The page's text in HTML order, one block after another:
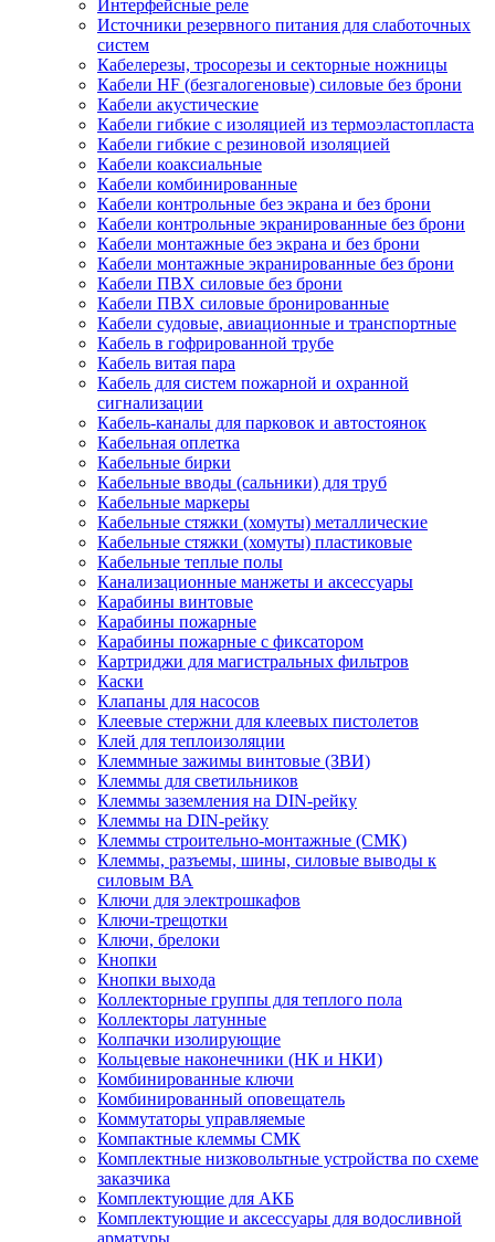
Интерфейсные реле
Источники резервного питания для слаботочных
систем
Кабелерезы, тросорезы и секторные ножницы
Кабели HF (безгалогеновые) силовые без брони
Кабели акустические
Кабели гибкие с изоляцией из термоэластопласта
Кабели гибкие с резиновой изоляцией
Кабели коаксиальные
Кабели комбинированные
Кабели контрольные без экрана и без брони
Кабели контрольные экранированные без брони
Кабели монтажные без экрана и без брони
Кабели монтажные экранированные без брони
Кабели ПВХ силовые без брони
Кабели ПВХ силовые бронированные
Кабели судовые, авиационные и транспортные
Кабель в гофрированной трубе
Кабель витая пара
Кабель для систем пожарной и охранной
сигнализации
Кабель-каналы для парковок и автостоянок
Кабельная оплетка
Кабельные бирки
Кабельные вводы (сальники) для труб
Кабельные маркеры
Кабельные стяжки (хомуты) металлические
Кабельные стяжки (хомуты) пластиковые
Кабельные теплые полы
Канализационные манжеты и аксессуары
Карабины винтовые
Карабины пожарные
Карабины пожарные с фиксатором
Картриджи для магистральных фильтров
Каски
Клапаны для насосов
Клеевые стержни для клеевых пистолетов
Клей для теплоизоляции
Клеммные зажимы винтовые (ЗВИ)
Клеммы для светильников
Клеммы заземления на DIN-рейку
Клеммы на DIN-рейку
Клеммы строительно-монтажные (СМК)
Клеммы, разъемы, шины, силовые выводы к
силовым ВА
Ключи для электрошкафов
Ключи-трещотки
Ключи, брелоки
Кнопки
Кнопки выхода
Коллекторные группы для теплого пола
Коллекторы латунные
Колпачки изолирующие
Кольцевые наконечники (НК и НКИ)
Комбинированные ключи
Комбинированный оповещатель
Коммутаторы управляемые
Компактные клеммы СМК
Комплектные низковольтные устройства по схеме
заказчика
Комплектующие для АКБ
Комплектующие и аксессуары для водосливной
арматуры